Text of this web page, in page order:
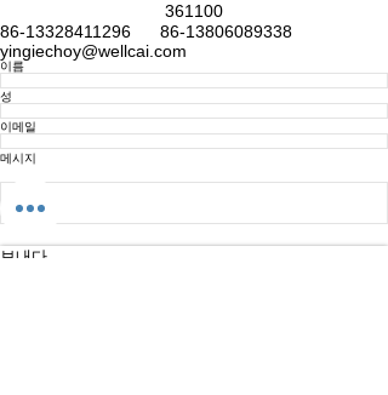
361100
86-13328411296
86-13806089338
yingiechoy@wellcai.com
이름
성
이메일
메시지
보내다